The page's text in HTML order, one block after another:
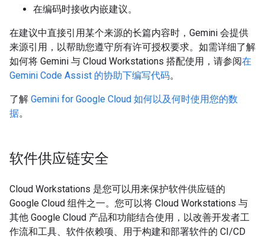
在编码时接收内嵌建议。
在建议中直接引用某个来源的长篇内容时，Gemini 会提供
来源引用，以帮助您遵守所有许可授权要求。如需详细了解
如何将 Gemini 与 Cloud Workstations 搭配使用，请参阅在
Gemini Code Assist 的协助下编写代码。
了解 Gemini for Google Cloud 如何以及何时使用您的数
据。
软件供应链安全
Cloud Workstations 是您可以用来保护软件供应链的
Google Cloud 组件之一。您可以将 Cloud Workstations 与
其他 Google Cloud 产品和功能结合使用，以改善开发者工
作流和工具、软件依赖项、用于构建和部署软件的 CI/CD